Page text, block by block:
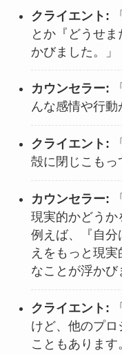
クライエント:
とか『どうせ
かびました。」
カウンセラー:
んな感情や行動
クライエント:
殻に閉じこもっ
カウンセラー:
現実的かどうか
例えば、『自
えをもっと現
なことが浮かび
クライエント:
けど、他のプ
こともあります